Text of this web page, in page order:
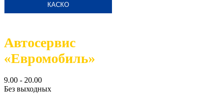
КАСКО
Автосервис
«Евромобиль»
9.00 - 20.00
Без выходных